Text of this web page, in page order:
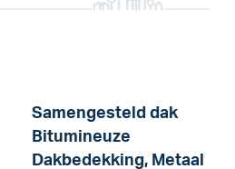
Samengesteld dak
Bitumineuze
Dakbedekking, Metaal